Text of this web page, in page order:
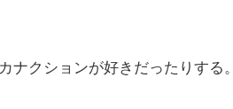
ナクションが好きだったりする。